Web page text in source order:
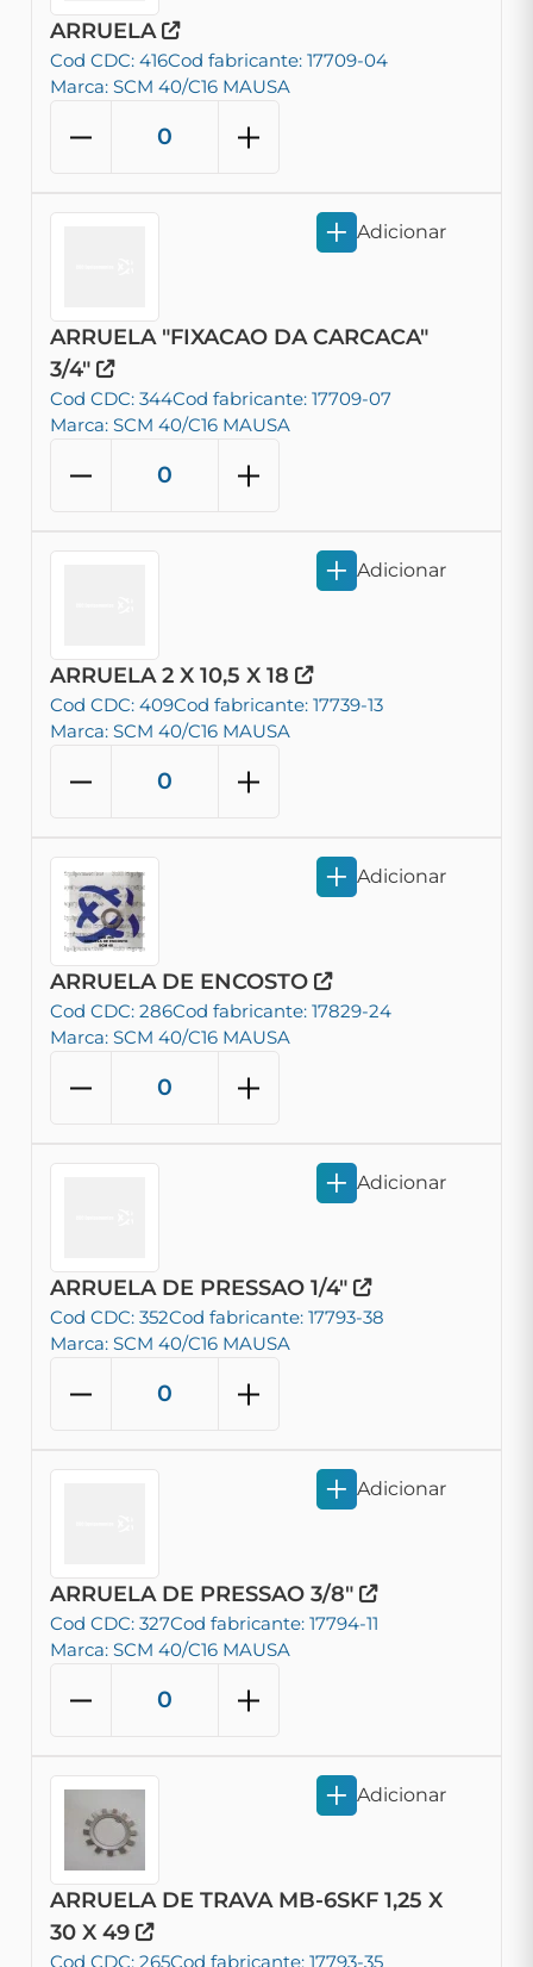
ARRUELA
Cod CDC: 416Cod fabricante: 17709-04
Marca: SCM 40/C16 MAUSA
ARRUELA "FIXACAO DA CARCACA"
3/4"
Cod CDC: 344Cod fabricante: 17709-07
Marca: SCM 40/C16 MAUSA
Adicionar
ARRUELA 2 X 10,5 X 18
Cod CDC: 409Cod fabricante: 17739-13
Marca: SCM 40/C16 MAUSA
Adicionar
ARRUELA DE ENCOSTO
Cod CDC: 286Cod fabricante: 17829-24
Marca: SCM 40/C16 MAUSA
Adicionar
ARRUELA DE PRESSAO 1/4"
Cod CDC: 352Cod fabricante: 17793-38
Marca: SCM 40/C16 MAUSA
Adicionar
ARRUELA DE PRESSAO 3/8"
Cod CDC: 327Cod fabricante: 17794-11
Marca: SCM 40/C16 MAUSA
Adicionar
ARRUELA DE TRAVA MB-6SKF 1,25 X
30 X 49
Cod CDC: 265Cod fabricante: 17793-35
Adicionar